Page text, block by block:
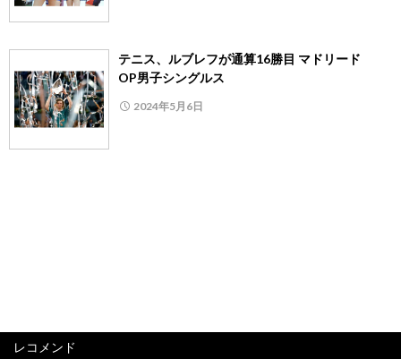
テニス、ルブレフが通算16勝目 マドリード
OP男子シングルス
2024年5月6日
レコメンド